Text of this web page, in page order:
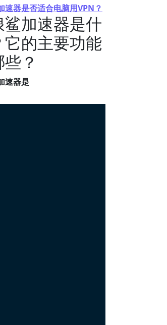
速器是否适合电脑用VPN？
鲨加速器是什
它的主要功能
？
速器是